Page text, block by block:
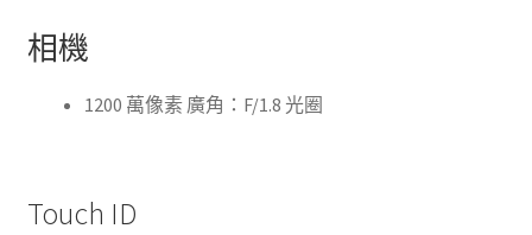
相機
1200 萬像素 廣角：F/1.8 光圈
Touch ID